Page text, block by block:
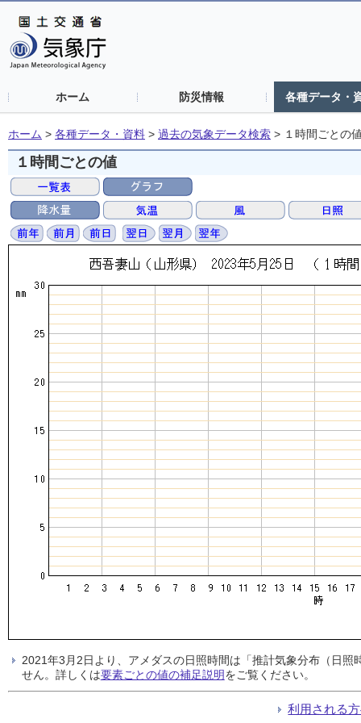
ホーム 防災情報 各種データ・
ホーム > 各種データ・資料 > 過去の気象データ検索 > １時間ごとの
１時間ごとの値
2021年3月2日より、アメダスの日照時間は「推計気象分布（日
せん。詳しくは要素ごとの値の補足説明をご覧ください。
利用される